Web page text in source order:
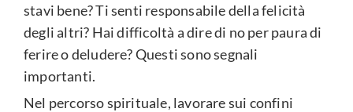
stavi bene? Ti senti responsabile della felicità
degli altri? Hai difficoltà a dire di no per paura di
ferire o deludere? Questi sono segnali
importanti.
Nel percorso spirituale, lavorare sui confini